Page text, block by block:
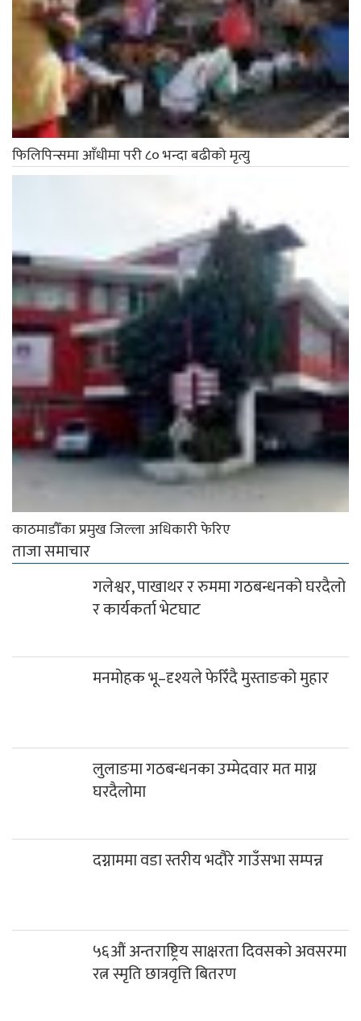
फिलिपिन्समा आँधीमा परी ८० भन्दा बढीको मृत्यु
काठमाडौँका प्रमुख जिल्ला अधिकारी फेरिए
ताजा समाचार
गलेश्वर, पाखाथर र रुममा गठबन्धनको घरदैलो
र कार्यकर्ता भेटघाट
मनमोहक भू–दृश्यले फेरिँदै मुस्ताङको मुहार
लुलाङमा गठबन्धनका उम्मेदवार मत माग्न
घरदैलोमा
दग्नाममा वडा स्तरीय भदौरे गाउँसभा सम्पन्न
५६औं अन्तराष्ट्रिय साक्षरता दिवसको अवसरमा
रत्न स्मृति छात्रवृत्ति बितरण